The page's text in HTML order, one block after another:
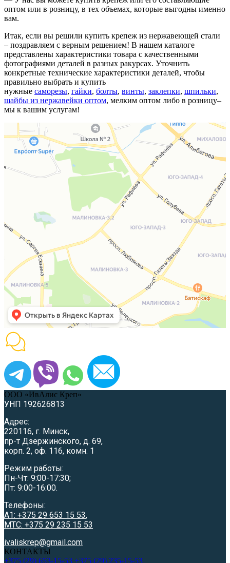
оптом или в розницу, в тех объемах, которые выгодны именно
вам.
Итак, если вы решили купить крепеж из нержавеющей стали
– поздравляем с верным решением! В нашем каталоге
представлены характеристики товара с качественными
фотографиями деталей в разных ракурсах. Уточнить
конкретные технические характеристики деталей, чтобы
правильно выбрать и купить
нужные саморезы, гайки, болты, винты, заклепки, шпильки,
шайбы из нержавейки оптом, мелким оптом либо в розницу–
мы к вашим услугам!
ООО «ИвАлис Креп»
УНП 192626813
Адрес:
220116, г. Минск,
пр-т Дзержинского, д. 69,
корп. 2, оф. 116, комн. 1
Режим работы:
Пн-Чт: 9:00-17:30;
Пт: 9:00-16:00.
Телефоны:
A1: +375 29 653 15 53,
МТС: +375 29 235 15 53
ivaliskrep@gmail.com
КОНТАКТЫ
+375 (29) 653-15-53 +375 (29) 235-15-53